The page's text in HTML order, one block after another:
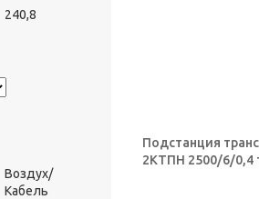
240,8
Воздух/
Кабель
Подстанция
2КТПН 2500/6/0,4